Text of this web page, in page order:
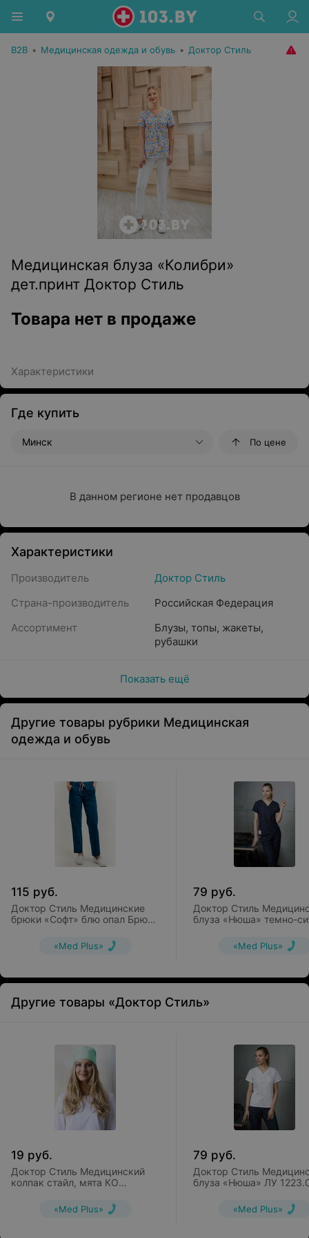
B2B • Медицинская одежда и обувь • Доктор Стиль
Медицинская блуза «Колибри»
дет.принт Доктор Стиль
Товара нет в продаже
Характеристики
Где купить
Минск По цене
В данном регионе нет продавцов
Характеристики
Производитель
Доктор Стиль
Страна-производитель
Российская Федерация
Ассортимент
Блузы, топы, жакеты,
рубашки
Показать ещё
Другие товары рубрики Медицинская
одежда и обувь
115 руб.
Доктор Стиль Медицинские
брюки «Софт» блю опал Брю
«Med Plus»
79 руб.
Доктор Стиль
блуза «Нюша» темно-
«Med Plus»
Другие товары «Доктор Стиль»
19 руб.
Доктор Стиль Медицинский
колпак стайл, мята КО
«Med Plus»
79 руб.
Доктор Стиль
блуза «Нюша» ЛУ
«Med Plus»